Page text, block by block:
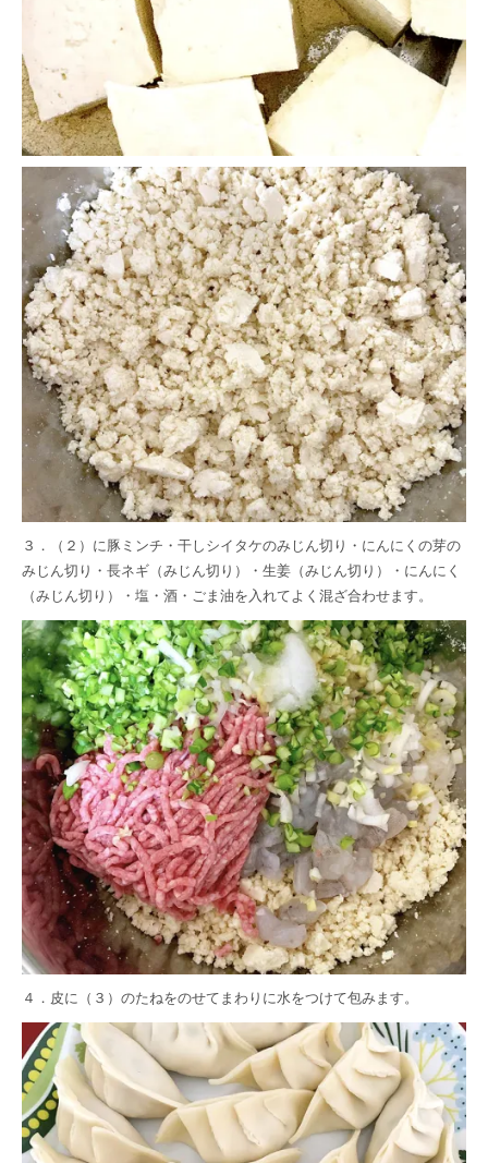
３．（２）に豚ミンチ・干しシイタケのみじん切り・にんにくの芽の
みじん切り・長ネギ（みじん切り）・生姜（みじん切り）・にんにく
（みじん切り）・塩・酒・ごま油を入れてよく混ざ合わせます。
４．皮に（３）のたねをのせてまわりに水をつけて包みます。